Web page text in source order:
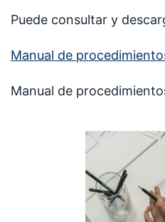
Puede consultar y
Manual de
Manual de